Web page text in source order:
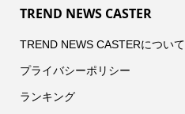
TREND NEWS CASTER
TREND NEWS CASTERについて
プライバシーポリシー
ランキング